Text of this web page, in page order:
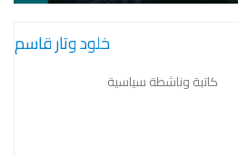
خلود وتار قاسم
كاتبة وناشطة سياسية